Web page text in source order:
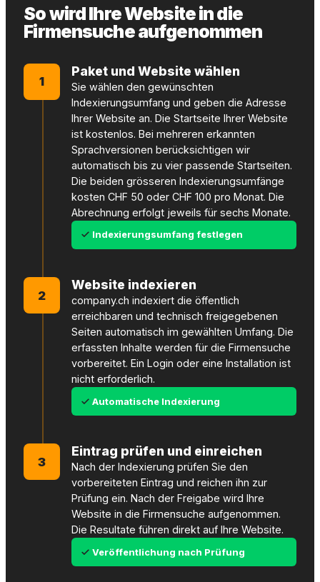
So wird Ihre Website in die
Firmensuche aufgenommen
1
Paket und Website wählen
Sie wählen den gewünschten
Indexierungsumfang und geben die Adresse
Ihrer Website an. Die Startseite Ihrer Website
ist kostenlos. Bei mehreren erkannten
Sprachversionen berücksichtigen wir
automatisch bis zu vier passende Startseiten.
Die beiden grösseren Indexierungsumfänge
kosten CHF 50 oder CHF 100 pro Monat. Die
Abrechnung erfolgt jeweils für sechs Monate.
Indexierungsumfang festlegen
2
Website indexieren
company.ch indexiert die öffentlich
erreichbaren und technisch freigegebenen
Seiten automatisch im gewählten Umfang. Die
erfassten Inhalte werden für die Firmensuche
vorbereitet. Ein Login oder eine Installation ist
nicht erforderlich.
Automatische Indexierung
3
Eintrag prüfen und einreichen
Nach der Indexierung prüfen Sie den
vorbereiteten Eintrag und reichen ihn zur
Prüfung ein. Nach der Freigabe wird Ihre
Website in die Firmensuche aufgenommen.
Die Resultate führen direkt auf Ihre Website.
Veröffentlichung nach Prüfung